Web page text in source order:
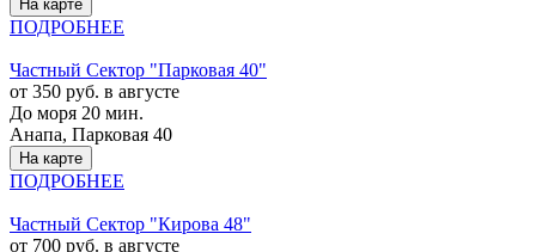
На карте
ПОДРОБНЕЕ
Частный Cектор "Парковая 40"
от 350 руб. в августе
До моря 20 мин.
Анапа, Парковая 40
На карте
ПОДРОБНЕЕ
Частный Cектор "Кирова 48"
от 700 руб. в августе